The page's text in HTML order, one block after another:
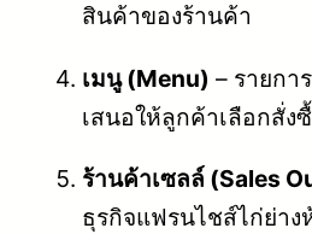
สินค้าของร้านค้า
เมนู (Menu) – รายกา
เสนอให้ลูกค้าเลือกสั่ง
ร้านค้าเซลล์ (Sales
ธุรกิจแฟรนไชส์ไก่ย่าง